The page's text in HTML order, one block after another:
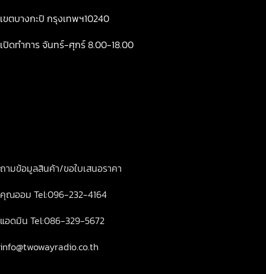
เขตบางกะปิ กรุงเทพฯ10240
เปิดทำการ จันทร์-ศุกร์ 8.00-18.00
ถามข้อมูลสินค้า/ขอใบเสนอราคา
คุณออม Tel:096-232-4164
แอดมิน Tel:086-329-5672
info@twowayradio.co.th